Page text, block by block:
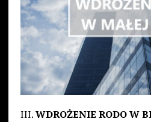
III.WDROŻENIE RODO W